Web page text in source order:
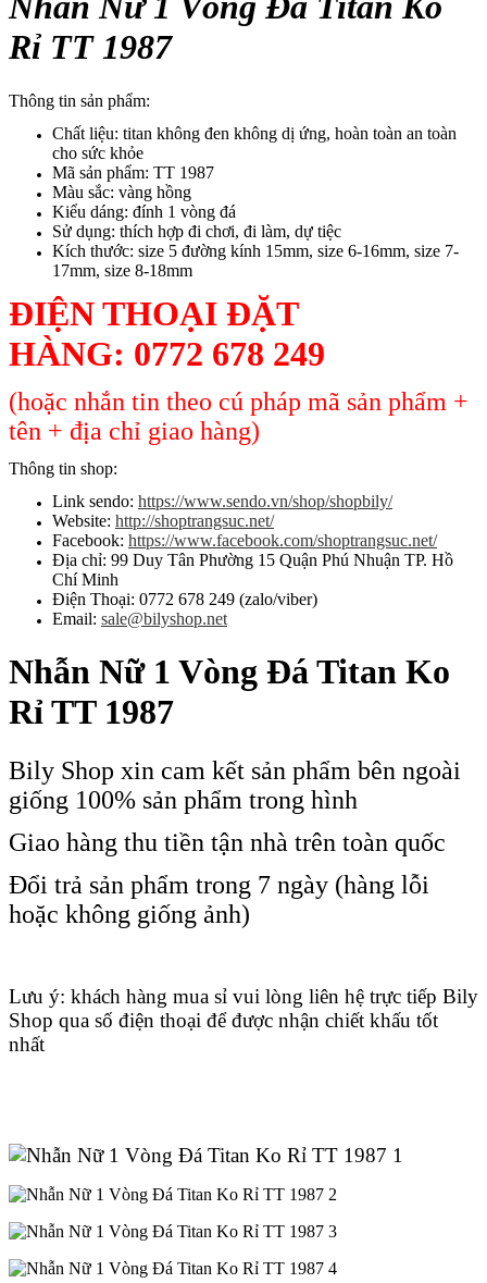
lượng
Rỉ TT 1987
Thông tin sản phẩm:
Chất liệu: titan không đen không dị ứng, hoàn toàn an toàn
cho sức khỏe
Mã sản phẩm: TT 1987
Màu sắc: vàng hồng
Kiểu dáng: đính 1 vòng đá
Sử dụng: thích hợp đi chơi, đi làm, dự tiệc
Kích thước: size 5 đường kính 15mm, size 6-16mm, size 7-
17mm, size 8-18mm
ĐIỆN THOẠI ĐẶT
HÀNG: 0772 678 249
(hoặc nhắn tin theo cú pháp mã sản phẩm +
tên + địa chỉ giao hàng)
Thông tin shop:
Link sendo: https://www.sendo.vn/shop/shopbily/
Website: http://shoptrangsuc.net/
Facebook: https://www.facebook.com/shoptrangsuc.net/
Địa chỉ: 99 Duy Tân Phường 15 Quận Phú Nhuận TP. Hồ
Chí Minh
Điện Thoại: 0772 678 249 (zalo/viber)
Email: sale@bilyshop.net
Nhẫn Nữ 1 Vòng Đá Titan Ko
Rỉ TT 1987
Bily Shop xin cam kết sản phẩm bên ngoài
giống 100% sản phẩm trong hình
Giao hàng thu tiền tận nhà trên toàn quốc
Đổi trả sản phẩm trong 7 ngày (hàng lỗi
hoặc không giống ảnh)
Lưu ý: khách hàng mua sỉ vui lòng liên hệ trực tiếp Bily
Shop qua số điện thoại để được nhận chiết khấu tốt
nhất